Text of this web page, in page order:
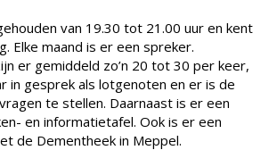
van 19.30 tot 21.00 uur en kent
Elke maand is er een spreker.
er gemiddeld zo’n 20 tot 30 per keer,
in gesprek als lotgenoten en er is de
te stellen. Daarnaast is er een
en informatietafel. Ook is er een
de Dementheek in Meppel.